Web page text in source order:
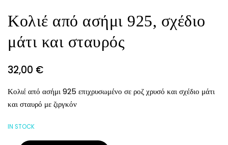
Κολιέ από ασήμι 925, σχέδιο
μάτι και σταυρός
32,00 €
Κολιέ από ασήμι 925 επιχρυσωμένο σε ροζ χρυσό και σχέδιο μάτι
και σταυρό με ζιργκόν
IN STOCK